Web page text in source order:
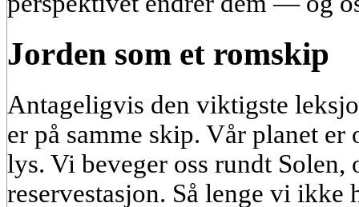
Jorden som et romskip
Antageligvis den viktigste
er på samme skip. Vår planet er
lys. Vi beveger oss rundt Solen,
reservestasjon. Så lenge vi